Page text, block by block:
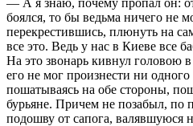
боялся, то бы ведьма ничего не
перекрестившись, плюнуть на
все это. Ведь у нас в Киеве все
На это звонарь кивнул головою
его не мог произнести ни
пошатываясь на обе стороны,
бурьяне. Причем не позабыл, по
подошву от сапога, валявшуюся